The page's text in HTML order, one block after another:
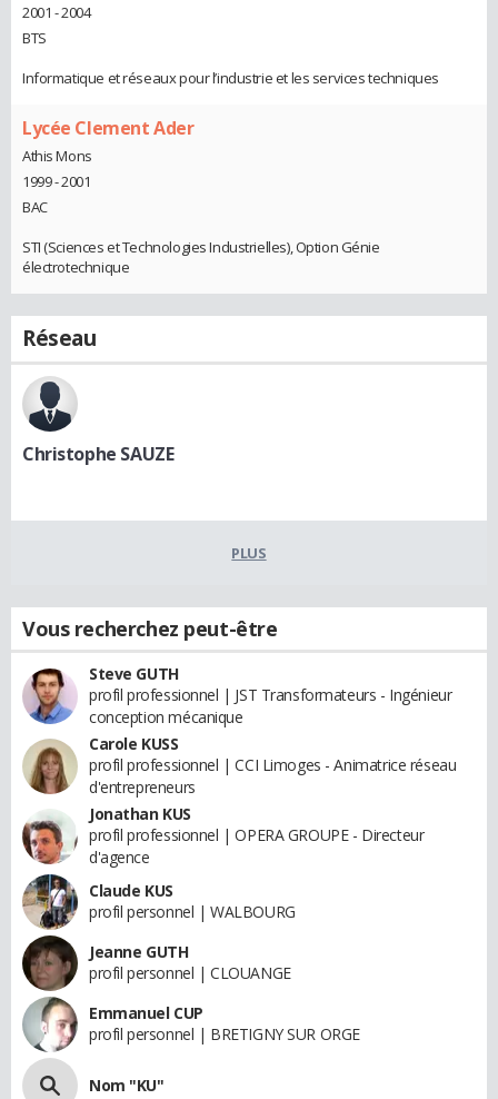
2001 - 2004
BTS
Informatique et réseaux pour l’industrie et les services techniques
Lycée Clement Ader
Athis Mons
1999 - 2001
BAC
STI (Sciences et Technologies Industrielles), Option Génie
électrotechnique
Réseau
Christophe SAUZE
PLUS
Vous recherchez peut-être
Steve GUTH
profil professionnel | JST Transformateurs - Ingénieur
conception mécanique
Carole KUSS
profil professionnel | CCI Limoges - Animatrice réseau
d'entrepreneurs
Jonathan KUS
profil professionnel | OPERA GROUPE - Directeur
d'agence
Claude KUS
profil personnel | WALBOURG
Jeanne GUTH
profil personnel | CLOUANGE
Emmanuel CUP
profil personnel | BRETIGNY SUR ORGE
Nom "KU"